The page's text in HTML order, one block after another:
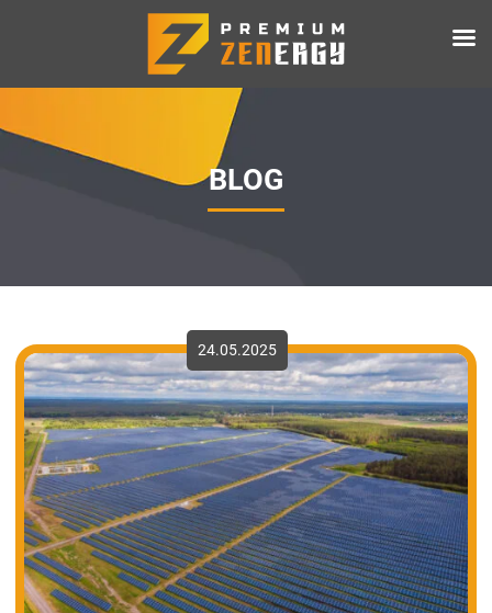
BLOG
24.05.2025